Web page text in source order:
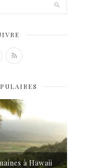
à Hawaii